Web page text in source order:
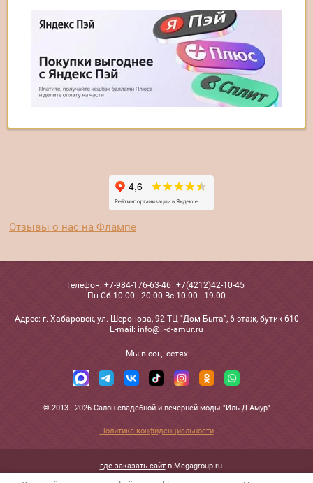
Отзывы о нас на Флампе
Телефон: +7-984-176-63-46 +7(4212)42-10-45
Пн-Сб 10.00 - 20.00 Вс 10.00 - 19.00
Адрес: г. Хабаровск, ул. Шеронова, 92 ТЦ "Дом Быта", 6 этаж, бутик 610
Е-mail: info@il-d-amur.ru
Мы в соц. сетях
© 2013 - 2026 Салон свадебной и вечерней моды "Иль-Д-Амур"
Политика конфиденциальности
где заказать сайтв Megagroup.ru